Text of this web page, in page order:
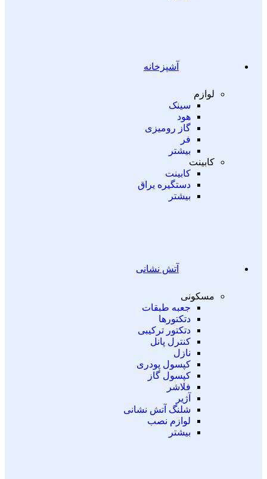
آشپزخانه
لوازم
سینک
هود
گاز رومیزی
فر
بیشتر
کابینت
کابینت
دستگیره یراق
بیشتر
آتش نشانی
مسکونی
جعبه طبقات
دتکتورها
دتکتور ترکیبی
کنترل پانل
نازل
کپسول پودری
کپسول گاز
فلاشر
آژیر
شلنگ آتش نشانی
لوازم نصب
بیشتر